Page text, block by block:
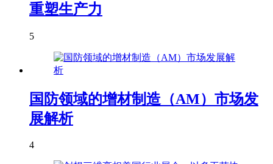
重塑生产力
5
国防领域的增材制造（AM）市场发
展解析
4